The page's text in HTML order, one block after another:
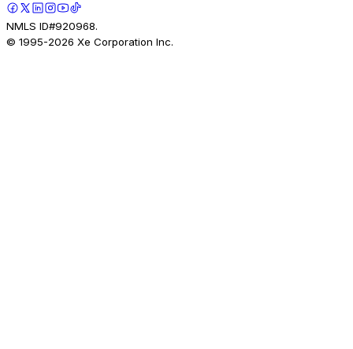
NMLS ID#920968.
© 1995-2026 Xe Corporation Inc.